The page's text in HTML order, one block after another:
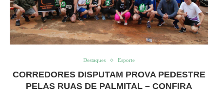
Destaques Esporte
CORREDORES DISPUTAM PROVA PEDESTRE
PELAS RUAS DE PALMITAL – CONFIRA